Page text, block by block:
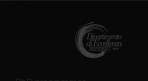
qualche metro,
Identificare il tuo